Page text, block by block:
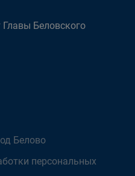
Беловского
Белово
персональных